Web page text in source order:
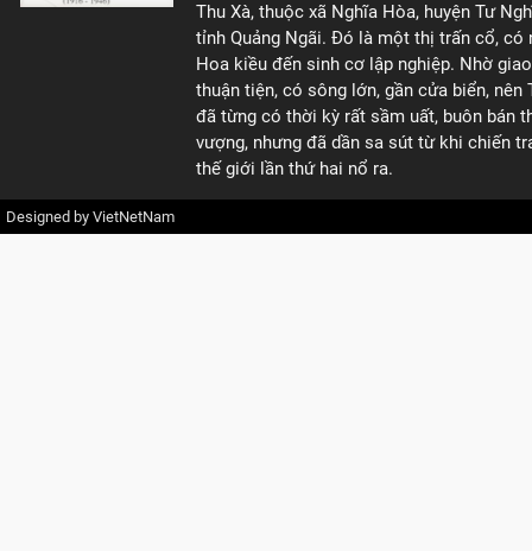
Thu Xà, thuộc xã Nghĩa Hòa, huyện Tư
tỉnh Quảng Ngãi. Đó là một thị trấn cổ, có
Hoa kiều đến sinh cơ lập nghiệp. Nhờ
thuận tiện, có sông lớn, gần cửa biển, nên
đã từng có thời kỳ rất sầm uất, buôn bán
vượng, nhưng đã dần sa sút từ khi chiến
thế giới lần thứ hai nổ ra.
Designed byVietNetNam